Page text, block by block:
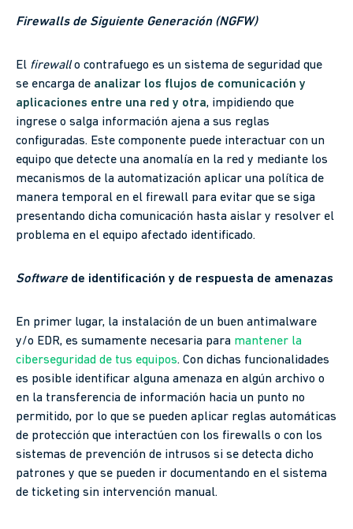
Firewalls de Siguiente Generación (NGFW)
El firewallo contrafuego es un sistema de seguridad que
se encarga de analizar los flujos de comunicación y
aplicaciones entre una red y otra, impidiendo que
ingrese o salga información ajena a sus reglas
configuradas. Este componente puede interactuar con un
equipo que detecte una anomalía en la red y mediante los
mecanismos de la automatización aplicar una política de
manera temporal en el firewall para evitar que se siga
presentando dicha comunicación hasta aislar y resolver el
problema en el equipo afectado identificado.
Software de identificación y de respuesta de amenazas
En primer lugar, la instalación de un buen antimalware
y/o EDR, es sumamente necesaria para mantener la
ciberseguridad de tus equipos. Con dichas funcionalidades
es posible identificar alguna amenaza en algún archivo o
en la transferencia de información hacia un punto no
permitido, por lo que se pueden aplicar reglas automáticas
de protección que interactúen con los firewalls o con los
sistemas de prevención de intrusos si se detecta dicho
patrones y que se pueden ir documentando en el sistema
de ticketing sin intervención manual.